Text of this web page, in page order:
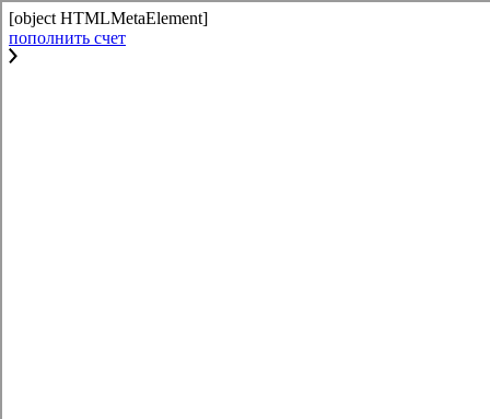
[object HTMLMetaElement]
пополнить счет